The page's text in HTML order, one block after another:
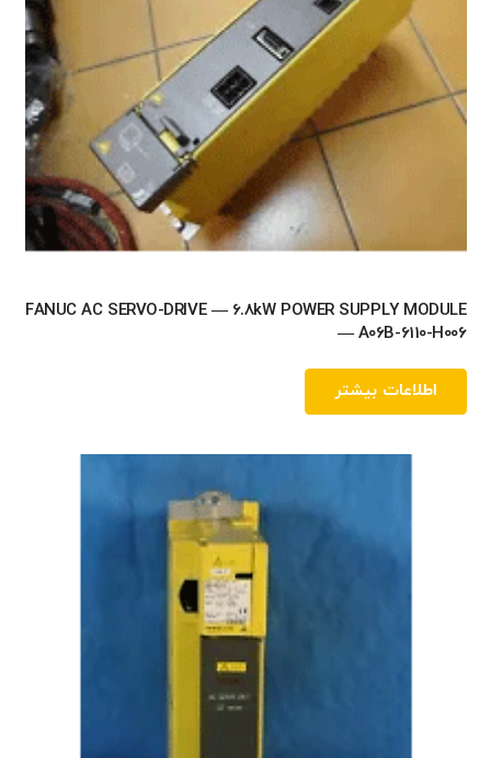
FANUC AC SERVO-DRIVE — 6.8kW POWER SUPPLY MODULE
— A06B-6110-H006
اطلاعات بیشتر